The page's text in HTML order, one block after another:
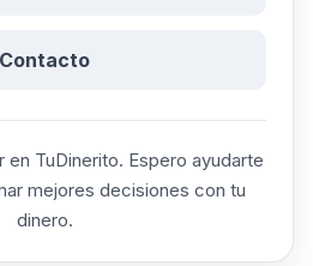
Contacto
en TuDinerito. Espero ayudarte
mejores decisiones con tu
dinero.